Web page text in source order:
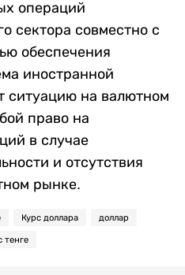
операций
сектора совместно с
обеспечения
иностранной
ситуацию на валютном
право на
в случае
и отсутствия
рынке.
Курс доллара доллар
тенге